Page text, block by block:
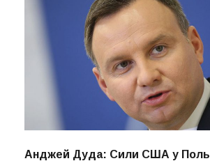
Анджей Дуда: Сили США у